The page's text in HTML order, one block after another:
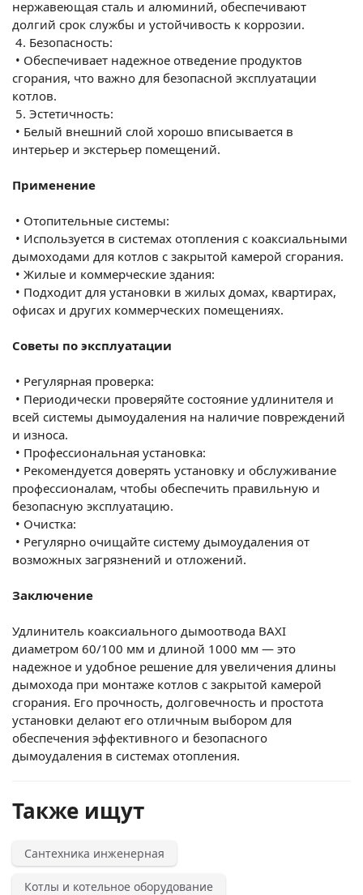
нержавеющая сталь и алюминий, обеспечивают
долгий срок службы и устойчивость к коррозии.
4. Безопасность:
• Обеспечивает надежное отведение продуктов
сгорания, что важно для безопасной эксплуатации
котлов.
5. Эстетичность:
• Белый внешний слой хорошо вписывается в
интерьер и экстерьер помещений.
Применение
• Отопительные системы:
• Используется в системах отопления с коаксиальными
дымоходами для котлов с закрытой камерой сгорания.
• Жилые и коммерческие здания:
• Подходит для установки в жилых домах, квартирах,
офисах и других коммерческих помещениях.
Советы по эксплуатации
• Регулярная проверка:
• Периодически проверяйте состояние удлинителя и
всей системы дымоудаления на наличие повреждений
и износа.
• Профессиональная установка:
• Рекомендуется доверять установку и обслуживание
профессионалам, чтобы обеспечить правильную и
безопасную эксплуатацию.
• Очистка:
• Регулярно очищайте систему дымоудаления от
возможных загрязнений и отложений.
Заключение
Удлинитель коаксиального дымоотвода BAXI
диаметром 60/100 мм и длиной 1000 мм — это
надежное и удобное решение для увеличения длины
дымохода при монтаже котлов с закрытой камерой
сгорания. Его прочность, долговечность и простота
установки делают его отличным выбором для
обеспечения эффективного и безопасного
дымоудаления в системах отопления.
Также ищут
Сантехника инженерная
Котлы и котельное оборудование